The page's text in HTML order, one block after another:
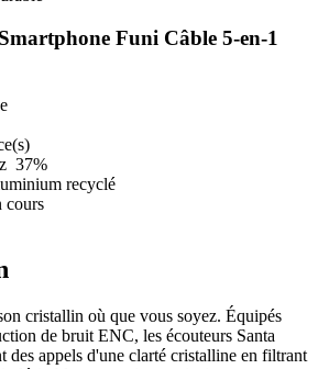
Funi Câble 5-en-1
37%
recyclé
cours
cristallin où que vous soyez. Équipés
de bruit ENC, les écouteurs Santa
des appels d'une clarté cristalline en filtrant